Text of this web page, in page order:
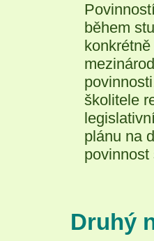
během
školitele
plánu na
povinnost
Druhý